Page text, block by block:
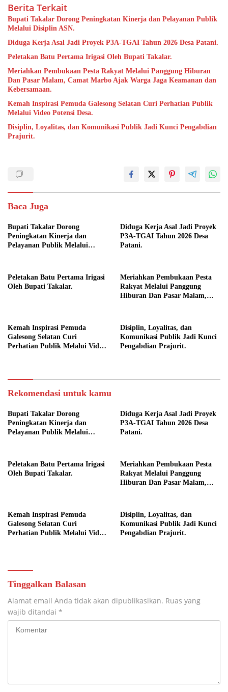
Berita Terkait
Bupati Takalar Dorong Peningkatan Kinerja dan Pelayanan Publik
Melalui Disiplin ASN.
Diduga Kerja Asal Jadi Proyek P3A-TGAI Tahun 2026 Desa Patani.
Peletakan Batu Pertama Irigasi Oleh Bupati Takalar.
Meriahkan Pembukaan Pesta Rakyat Melalui Panggung Hiburan
Dan Pasar Malam, Camat Marbo Ajak Warga Jaga Keamanan dan
Kebersamaan.
Kemah Inspirasi Pemuda Galesong Selatan Curi Perhatian Publik
Melalui Video Potensi Desa.
Disiplin, Loyalitas, dan Komunikasi Publik Jadi Kunci Pengabdian
Prajurit.
Baca Juga
Bupati Takalar Dorong
Peningkatan Kinerja dan
Pelayanan Publik Melalui
Diduga Kerja Asal Jadi Proyek
P3A-TGAI Tahun 2026 Desa
Patani.
Peletakan Batu Pertama Irigasi
Oleh Bupati Takalar.
Meriahkan Pembukaan Pesta
Rakyat Melalui Panggung
Hiburan Dan Pasar Malam,
Kemah Inspirasi Pemuda
Galesong Selatan Curi
Perhatian Publik Melalui Video
Disiplin, Loyalitas, dan
Komunikasi Publik Jadi Kunci
Pengabdian Prajurit.
Rekomendasi untuk kamu
Bupati Takalar Dorong
Peningkatan Kinerja dan
Pelayanan Publik Melalui
Diduga Kerja Asal Jadi Proyek
P3A-TGAI Tahun 2026 Desa
Patani.
Peletakan Batu Pertama Irigasi
Oleh Bupati Takalar.
Meriahkan Pembukaan Pesta
Rakyat Melalui Panggung
Hiburan Dan Pasar Malam,
Kemah Inspirasi Pemuda
Galesong Selatan Curi
Perhatian Publik Melalui Video
Disiplin, Loyalitas, dan
Komunikasi Publik Jadi Kunci
Pengabdian Prajurit.
Tinggalkan Balasan
Alamat email Anda tidak akan dipublikasikan. Ruas yang
wajib ditandai *